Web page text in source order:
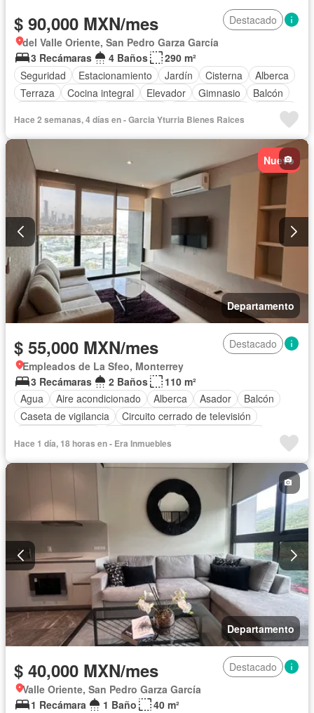
$ 90,000 MXN/mes
Destacado
del Valle Oriente, San Pedro Garza García
3 Recámaras
4 Baños
290 m²
Seguridad
Estacionamiento Jardín Cisterna
Alberca
Terraza
Cocina integral Elevador Gimnasio
Balcón
Internet
Bodega
Aire acondicionado
Circuito cerrado de televisión
Electricidad
Vista panorámica
Recámara con closet
Caseta de vigilancia
Permite mascotas
Permite niños
Completamente amueblado
Hace 2 semanas, 4 días en - Garci­a Yturria Bienes Rai­ces
Nuevo
Departamento
$ 55,000 MXN/mes
Destacado
Empleados de La Sfeo, Monterrey
3 Recámaras
2 Baños
110 m²
Agua
Aire acondicionado Alberca Asador
Balcón
Caseta de vigilancia
Circuito cerrado de televisión
Gimnasio
Sala polivalente Seguridad
Vista panorámica
Zonas verdes Completamente amueblado
Hace 1 día, 18 horas en - Era Inmuebles
Departamento
$ 40,000 MXN/mes
Destacado
Valle Oriente, San Pedro Garza García
1 Recámara
1 Baño
40 m²